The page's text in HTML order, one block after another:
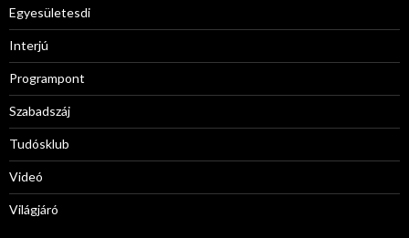
Egyesületesdi
Interjú
Programpont
Szabadszáj
Tudósklub
Videó
Világjáró